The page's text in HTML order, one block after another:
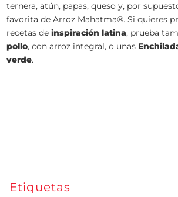
ternera, atún, papas, queso y, por
favorita de Arroz Mahatma®. Si quieres
recetas deinspiración latina, prueba
pollo, con arroz integral, o unas
verde.
Etiquetas